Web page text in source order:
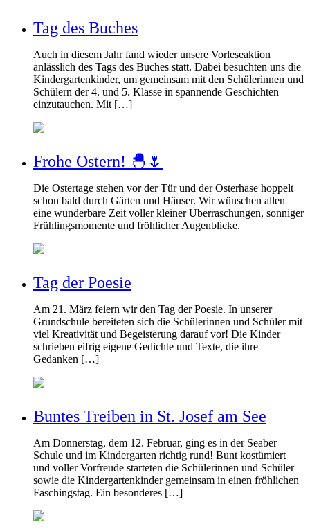
Tag des Buches
Auch in diesem Jahr fand wieder unsere Vorleseaktion
anlässlich des Tags des Buches statt. Dabei besuchten uns die
Kindergartenkinder, um gemeinsam mit den Schülerinnen und
Schülern der 4. und 5. Klasse in spannende Geschichten
einzutauchen. Mit […]
Frohe Ostern! 🐣🌷
Die Ostertage stehen vor der Tür und der Osterhase hoppelt
schon bald durch Gärten und Häuser. Wir wünschen allen
eine wunderbare Zeit voller kleiner Überraschungen, sonniger
Frühlingsmomente und fröhlicher Augenblicke.
Tag der Poesie
Am 21. März feiern wir den Tag der Poesie. In unserer
Grundschule bereiteten sich die Schülerinnen und Schüler mit
viel Kreativität und Begeisterung darauf vor! Die Kinder
schrieben eifrig eigene Gedichte und Texte, die ihre
Gedanken […]
Buntes Treiben in St. Josef am See
Am Donnerstag, dem 12. Februar, ging es in der Seaber
Schule und im Kindergarten richtig rund! Bunt kostümiert
und voller Vorfreude starteten die Schülerinnen und Schüler
sowie die Kindergartenkinder gemeinsam in einen fröhlichen
Faschingstag. Ein besonderes […]